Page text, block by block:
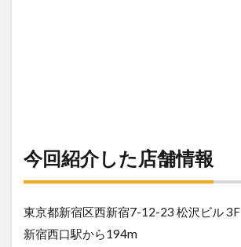
今回紹介した店舗情報
東京都新宿区西新宿7-12-23 松沢ビル 3F
新宿西口駅から194m